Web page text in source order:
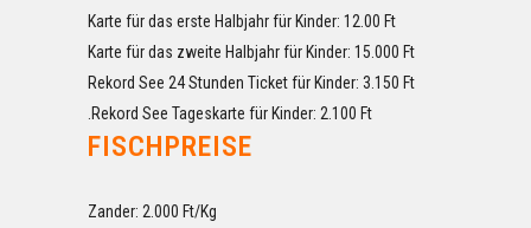
Karte für das erste Halbjahr für Kinder: 12.00 Ft
Karte für das zweite Halbjahr für Kinder: 15.000 Ft
Rekord See 24 Stunden Ticket für Kinder: 3.150 Ft
.Rekord See Tageskarte für Kinder: 2.100 Ft
FISCHPREISE
Zander: 2.000 Ft/Kg